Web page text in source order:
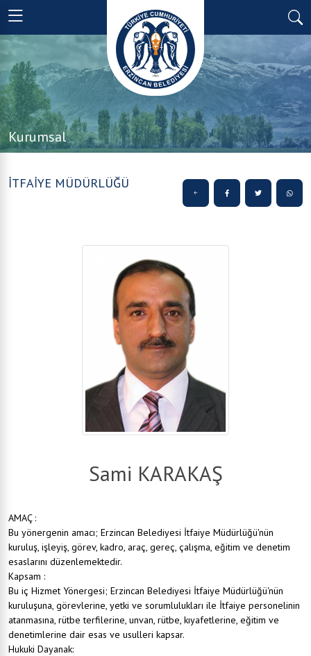
Kurumsal
İTFAİYE MÜDÜRLÜĞÜ
Sami KARAKAŞ
AMAÇ :
Bu yönergenin amacı; Erzincan Belediyesi İtfaiye Müdürlüğü'nün
kuruluş, işleyiş, görev, kadro, araç, gereç, çalışma, eğitim ve denetim
esaslarını düzenlemektedir.
Kapsam :
Bu iç Hizmet Yönergesi; Erzincan Belediyesi İtfaiye Müdürlüğü'nün
kuruluşuna, görevlerine, yetki ve sorumlulukları ile İtfaiye personelinin
atanmasına, rütbe terfilerine, unvan, rütbe, kıyafetlerine, eğitim ve
denetimlerine dair esas ve usulleri kapsar.
Hukuki Dayanak: